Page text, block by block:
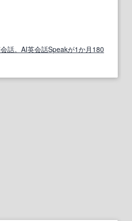
話。AI英会話Speakが1か月180